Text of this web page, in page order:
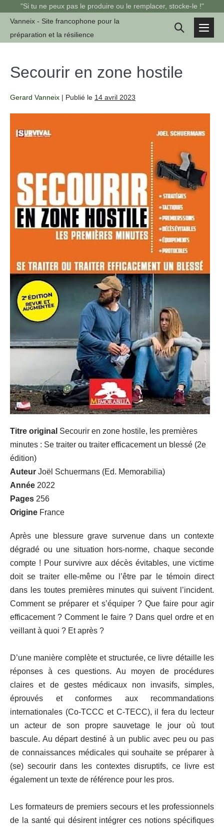
Sauter
contenu
"Si tu ne peux pas le produire ou le remplacer, stocke-le !"
Vanneix - Site francophone pour la
préparation et la résilience
Basculer
la
Secourir en zone hostile
Gerard Vanneix | Publié le 14 avril 2023
Titre original Secourir en zone hostile, les premières
minutes : Se traiter ou traiter efficacement un blessé (2e
édition)
Auteur Joël Schuermans (Ed. Memorabilia)
Année 2022
Pages 256
Origine France
Après une blessure grave survenue dans un contexte
dégradé ou une situation hors-norme, chaque seconde
compte ! Pour survivre aux décès évitables, une victime
doit se traiter elle-même ou l’être par le témoin direct
dans les toutes premières minutes qui suivent l’incident.
Comment se préparer et s’équiper ? Que faire pour agir
efficacement ? Comment le faire ? Dans quel ordre et en
veillant à quoi ? Et après ?
D’une manière complète et structurée, ce livre détaille les
réponses à ces questions. Au moyen de procédures
claires et de gestes médicaux non invasifs, simples,
éprouvés et conformes aux recommandations
internationales (Co-TCCC et C-TECC), il fera du lecteur
un acteur de son propre sauvetage le jour où tout
bascule. Au départ destiné à un public avec peu ou pas
de connaissances médicales qui souhaite se préparer à
(se) secourir dans les contextes disruptifs, ce livre est
également un texte de référence pour les pros.
Les formateurs de premiers secours et les professionnels
de la santé qui désirent intégrer ces notions spécifiques